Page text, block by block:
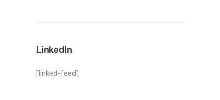
LinkedIn
[linked-feed]